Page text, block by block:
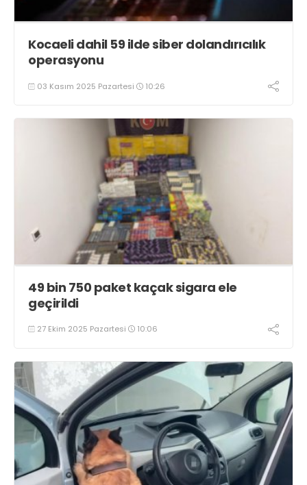
Kocaeli dahil 59 ilde siber dolandırıcılık
operasyonu
03 Kasım 2025 Pazartesi 10:26
49 bin 750 paket kaçak sigara ele
geçirildi
27 Ekim 2025 Pazartesi 10:06